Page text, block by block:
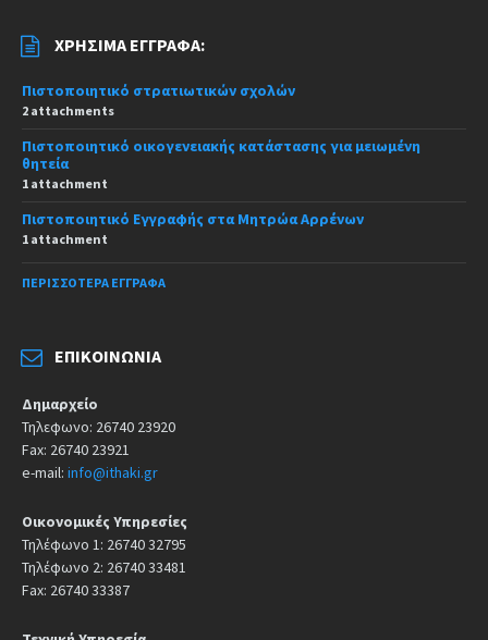
ΧΡΉΣΙΜΑ ΈΓΓΡΑΦΑ:
Πιστοποιητικό στρατιωτικών σχολών
2 attachments
Πιστοποιητικό οικογενειακής κατάστασης για μειωμένη
θητεία
1 attachment
Πιστοποιητικό Εγγραφής στα Μητρώα Αρρένων
1 attachment
ΠΕΡΙΣΣΌΤΕΡΑ ΈΓΓΡΑΦΑ
ΕΠΙΚΟΙΝΩΝΊΑ
Δημαρχείο
Τηλεφωνο: 26740 23920
Fax: 26740 23921
e-mail: info@ithaki.gr
Οικονομικές Υπηρεσίες
Τηλέφωνο 1: 26740 32795
Τηλέφωνο 2: 26740 33481
Fax: 26740 33387